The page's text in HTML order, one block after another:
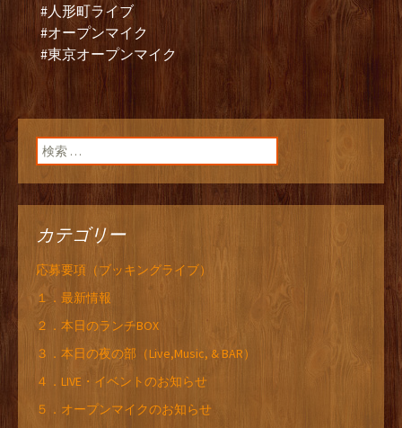
#人形町ライブ
#オープンマイク
#東京オープンマイク
検索:
カテゴリー
応募要項（ブッキングライブ）
１．最新情報
２．本日のランチBOX
３．本日の夜の部（Live,Music, & BAR）
４．LIVE・イベントのお知らせ
５．オープンマイクのお知らせ